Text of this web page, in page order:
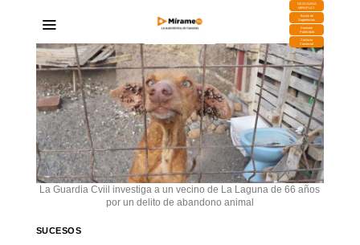
DESCARGA
MIRAPLAY
Buzón de
Sugerencias
Contratar
Publicidad
Contacto
Comercial
La Guardia Cviil investiga a un vecino de La Laguna de 66 años
por un delito de abandono animal
SUCESOS